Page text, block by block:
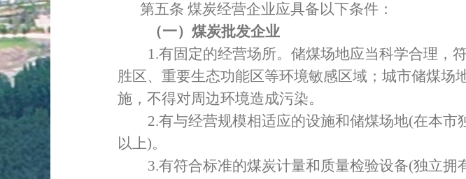
第五条 煤炭经营企业应具备以下条件：
（一）煤炭批发企业
1.有固定的经营场所。储煤场地应当科学合理，
胜区、重要生态功能区等环境敏感区域；城市储煤
施，不得对周边环境造成污染。
2.有与经营规模相适应的设施和储煤场地(在本市
以上)。
3.有符合标准的煤炭计量和质量检验设备(独立拥